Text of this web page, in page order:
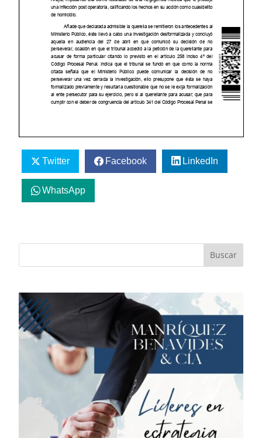
Twitter Facebook LinkedIn
WhatsApp